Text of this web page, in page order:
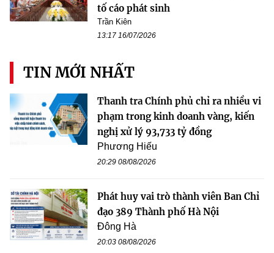
tố cáo phát sinh
Trần Kiên
13:17 16/07/2026
TIN MỚI NHẤT
Thanh tra Chính phủ chỉ ra nhiều vi
phạm trong kinh doanh vàng, kiến
nghị xử lý 93,733 tỷ đồng
Phương Hiếu
20:29 08/08/2026
Phát huy vai trò thành viên Ban Chỉ
đạo 389 Thành phố Hà Nội
Đông Hà
20:03 08/08/2026